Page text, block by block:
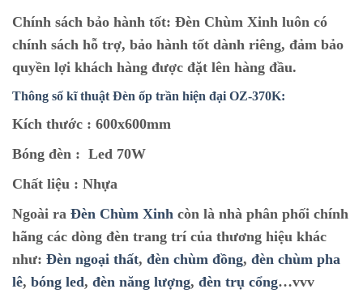
Chính sách bảo hành tốt: Đèn Chùm Xinh luôn có
chính sách hỗ trợ, bảo hành tốt dành riêng, đảm bảo
quyền lợi khách hàng được đặt lên hàng đầu.
Thông số kĩ thuật Đèn ốp trần hiện đại OZ-370K:
Kích thước : 600x600mm
Bóng đèn : Led 70W
Chất liệu : Nhựa
Ngoài ra Đèn Chùm Xinh còn là nhà phân phối chính
hãng các dòng đèn trang trí của thương hiệu khác
như: Đèn ngoại thất, đèn chùm đồng, đèn chùm pha
lê, bóng led, đèn năng lượng, đèn trụ cổng…vvv